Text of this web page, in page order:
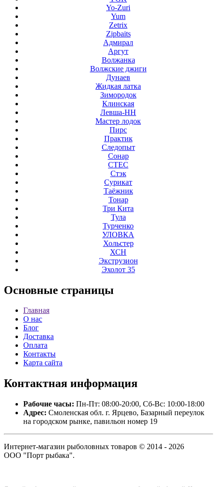
Yo-Zuri
Yum
Zetrix
Zipbaits
Адмирал
Аргут
Волжанка
Волжские джиги
Дунаев
Жидкая латка
Зимородок
Клинская
Левша-НН
Мастер лодок
Пирс
Практик
Следопыт
Сонар
СТЕС
Стэк
Сурикат
Таёжник
Тонар
Три Кита
Тула
Турченко
УЛОВКА
Хольстер
ХСН
Экструзион
Эхолот 35
Основные страницы
Главная
О нас
Блог
Доставка
Оплата
Контакты
Карта сайта
Контактная информация
Рабочие часы: Пн-Пт: 08:00-20:00, Сб-Вс: 10:00-18:00
Адрес: Смоленская обл. г. Ярцево, Базарный переулок
на городском рынке, павильон номер 19
Интернет-магазин рыболовных товаров © 2014 - 2026
ООО "Порт рыбака".